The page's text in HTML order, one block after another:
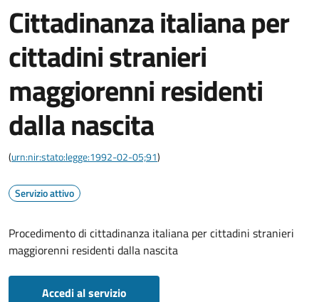
Cittadinanza italiana per
cittadini stranieri
maggiorenni residenti
dalla nascita
(urn:nir:stato:legge:1992-02-05;91)
Servizio attivo
Procedimento di cittadinanza italiana per cittadini stranieri
maggiorenni residenti dalla nascita
Accedi al servizio